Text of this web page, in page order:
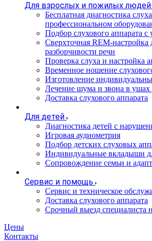
Для взрослых и пожилых людей
Бесплатная диагностика
профессиональном
Подбор слухового аппарата с
Сверхточная REM-настройка
разборчивости речи
Проверка слуха и настройка
Временное ношение
Изготовление
Лечение шума и звона в ушах
Доставка слухового аппарата
Для детей
Диагностика детей с
Игровая аудиометрия
Подбор детских слуховых
Индивидуальные вкладыши
Сопровождение семьи и
Сервис и помощь
Сервис и техническое
Доставка слухового аппарата
Срочный выезд специалиста
Цены
Контакты